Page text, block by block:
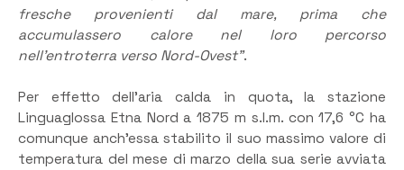
fresche provenienti dal mare, prima che
accumulassero calore nel loro percorso
nell’entroterra verso Nord-Ovest”.
Per effetto dell’aria calda in quota, la stazione
Linguaglossa Etna Nord a 1875 m s.l.m. con 17,6 °C ha
comunque anch’essa stabilito il suo massimo valore di
temperatura del mese di marzo della sua serie avviata